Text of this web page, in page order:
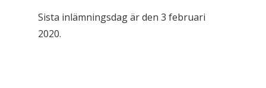
Sista inlämningsdag är den 3 februari
2020.